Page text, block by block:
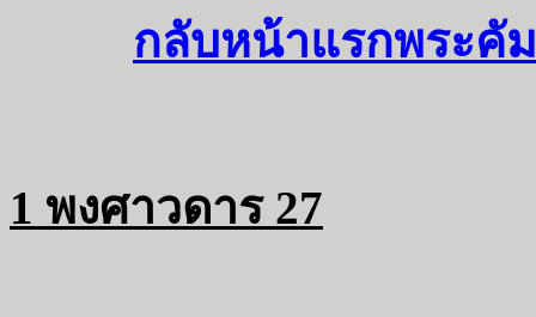
กลับหน้าแรกพระคั
1 พงศาวดาร 27